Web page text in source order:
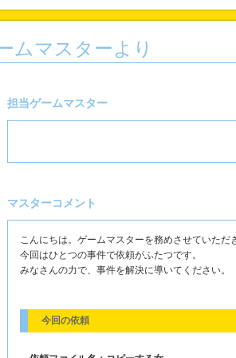
ムマスターより
担当ゲームマスター
マスターコメント
こんにちは。ゲームマスターを務めさせていただ
今回はひとつの事件で依頼がふたつです。
みなさんの力で、事件を解決に導いてください。
今回の依頼